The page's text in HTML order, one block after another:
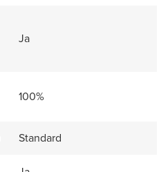
Ja
100%
Standard